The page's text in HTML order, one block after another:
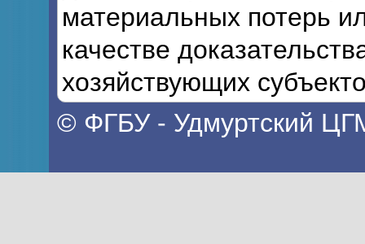
материальных потерь
качестве
хозяйствующих
© ФГБУ - Удмуртский